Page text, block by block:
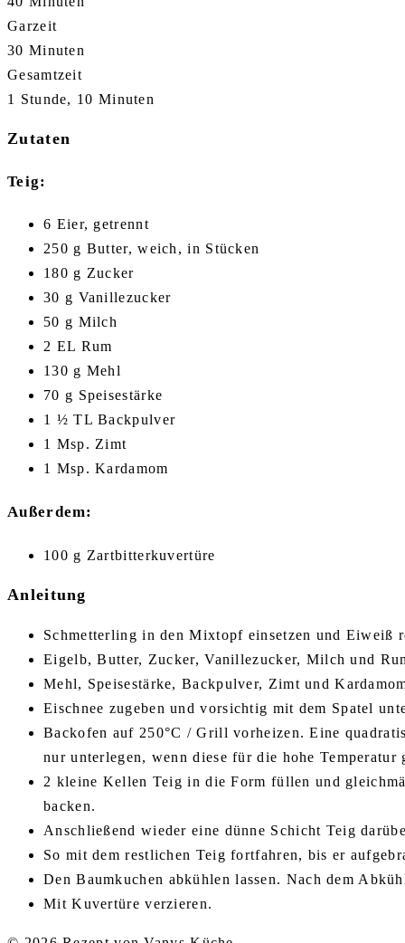
Garzeit
30 Minuten
Gesamtzeit
1 Stunde, 10 Minuten
Zutaten
Teig:
6 Eier, getrennt
250 g Butter, weich, in Stücken
180 g Zucker
30 g Vanillezucker
50 g Milch
2 EL Rum
130 g Mehl
70 g Speisestärke
1 ½ TL Backpulver
1 Msp. Zimt
1 Msp. Kardamom
Außerdem:
100 g Zartbitterkuvertüre
Anleitung
Schmetterling in den Mixtopf einsetzen und Eiweiß
Eigelb, Butter, Zucker, Vanillezucker, Milch und
Mehl, Speisestärke, Backpulver, Zimt und
Eischnee zugeben und vorsichtig mit dem Spatel
Backofen auf 250°C / Grill vorheizen. Eine
nur unterlegen, wenn diese für die hohe Temperatur
2 kleine Kellen Teig in die Form füllen und
backen.
Anschließend wieder eine dünne Schicht Teig
So mit dem restlichen Teig fortfahren, bis er
Den Baumkuchen abkühlen lassen. Nach dem
Mit Kuvertüre verzieren.